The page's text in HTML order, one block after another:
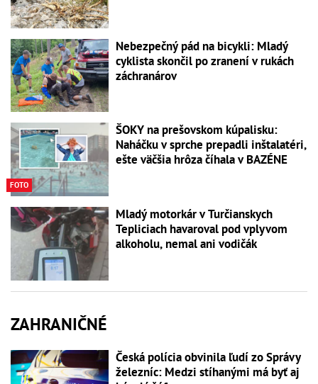
Nebezpečný pád na bicykli: Mladý
cyklista skončil po zranení v rukách
záchranárov
FOTO
ŠOKY na prešovskom kúpalisku:
Naháčku v sprche prepadli inštalatéri,
ešte väčšia hrôza číhala v BAZÉNE
Mladý motorkár v Turčianskych
Tepliciach havaroval pod vplyvom
alkoholu, nemal ani vodičák
ZAHRANIČNÉ
Česká polícia obvinila ľudí zo Správy
železníc: Medzi stíhanými má byť aj